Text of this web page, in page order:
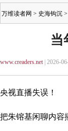
万维读者网 > 史海钩沉
当
www.creaders.net| 2026-
央视直播失误！
把朱镕基闲聊内容